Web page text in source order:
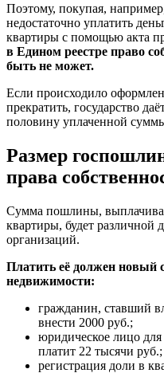
Поэтому, покупая,
недостаточно уплатить
квартиры с помощью акта
в Едином реестре право
быть не может.
Если происходило
прекратить, государство
половину уплаченной
Размер
права
Сумма пошлины,
квартиры, будет различной
организаций.
Платить её должен новый
недвижимости:
гражданин, ставший
внести 2000 руб.;
юридическое лицо
платит 22 тысячи руб.;
регистрация доли в